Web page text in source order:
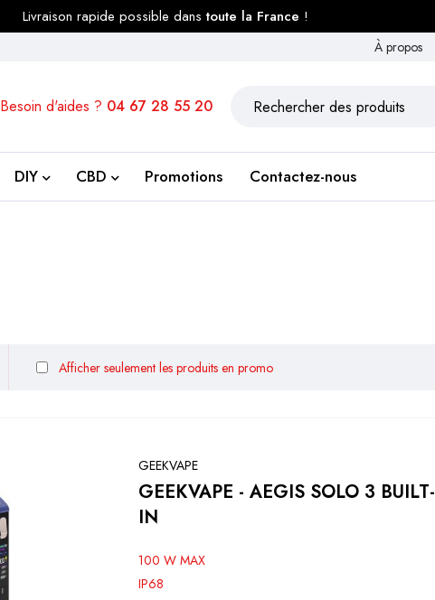
Livraison rapide possible danstoute la France !
À propos
Besoin d'aides ? 04 67 28 55 20
DIY CBD Promotions Contactez-nous
Afficher seulement les produits en promo
GEEKVAPE
GEEKVAPE - AEGIS SOLO 3 BUILT-
IN
100 W MAX
IP68